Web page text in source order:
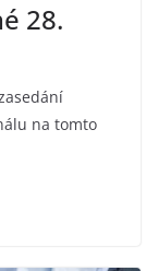
28.
na tomto